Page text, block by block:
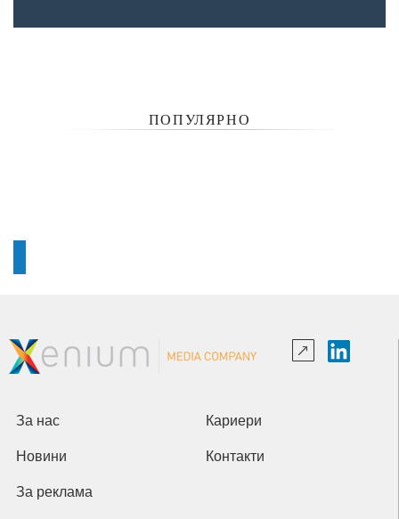
ПОПУЛЯРНО
За нас Кариери
Новини Контакти
За реклама